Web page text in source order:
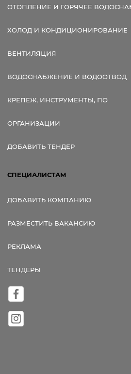
ОТОПЛЕНИЕ И ГОРЯЧЕЕ
ХОЛОД И КОНДИЦИОНИРОВАНИЕ
ВЕНТИЛЯЦИЯ
ВОДОСНАБЖЕНИЕ И ВОДООТВОД
КРЕПЕЖ, ИНСТРУМЕНТЫ, ПО
ОРГАНИЗАЦИИ
ДОБАВИТЬ ТЕНДЕР
СПЕЦИАЛИСТАМ
ДОБАВИТЬ КОМПАНИЮ
РАЗМЕСТИТЬ ВАКАНСИЮ
РЕКЛАМА
ТЕНДЕРЫ